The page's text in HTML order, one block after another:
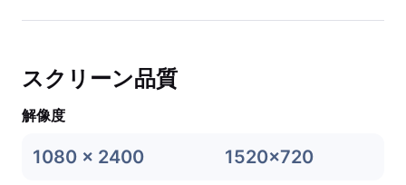
スクリーン品質
解像度
1080 x 2400 1520x720